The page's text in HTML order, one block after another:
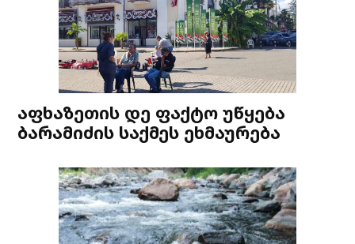
აფხაზეთის დე ფაქტო უწყება
ბარამიძის საქმეს ეხმაურება